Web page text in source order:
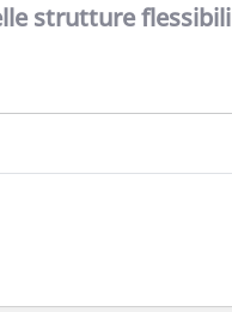
strutture flessibili